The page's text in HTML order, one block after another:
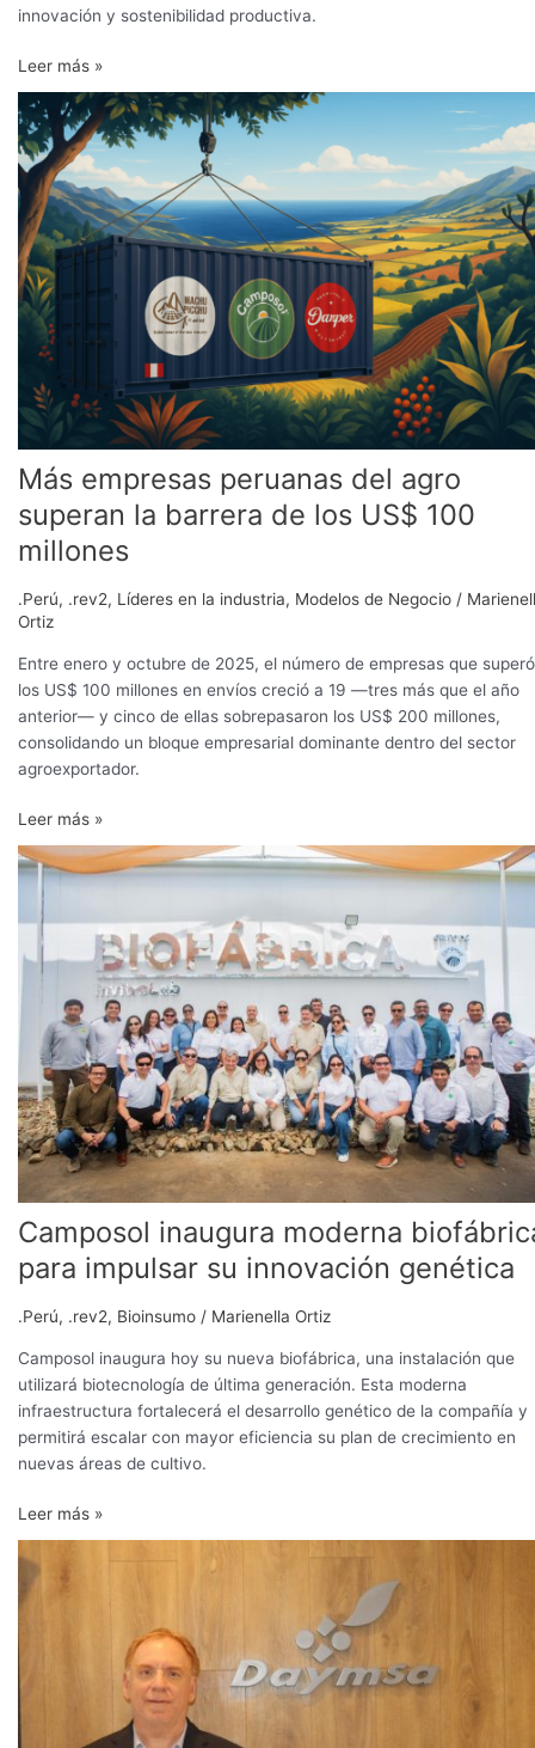
innovación y sostenibilidad productiva.
Leer más »
Más empresas peruanas del agro
superan la barrera de los US$ 100
millones
.Perú, .rev2, Líderes en la industria, Modelos de Negocio /
Ortiz
Entre enero y octubre de 2025, el número de empresas que superó
los US$ 100 millones en envíos creció a 19 —tres más que el año
anterior— y cinco de ellas sobrepasaron los US$ 200 millones,
consolidando un bloque empresarial dominante dentro del sector
agroexportador.
Más
empresas
peruanas
del
agro
superan
la
barrera
de
US$
100
millones
Leer más »
Camposol inaugura moderna
para impulsar su innovación genética
.Perú, .rev2, Bioinsumo / Marienella Ortiz
Camposol inaugura hoy su nueva biofábrica, una instalación que
utilizará biotecnología de última generación. Esta moderna
infraestructura fortalecerá el desarrollo genético de la compañía y
permitirá escalar con mayor eficiencia su plan de crecimiento en
nuevas áreas de cultivo.
Camposol
inaugura
moderna
biofábrica
para
innovación
genética
Leer más »
Daymsa
apuesta
por
bioestimulación
especializada